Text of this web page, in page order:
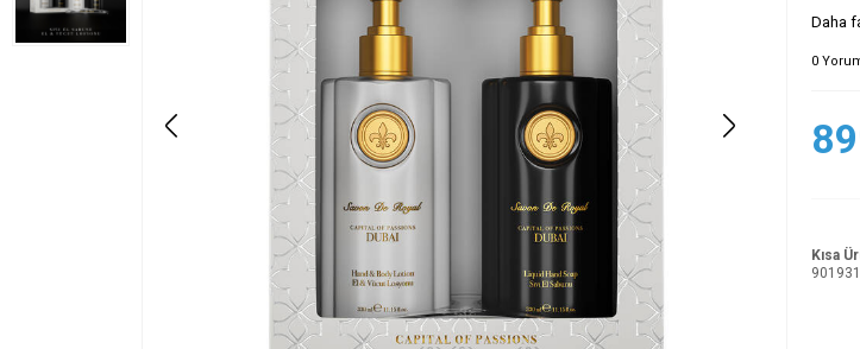
Daha
0
Kısa